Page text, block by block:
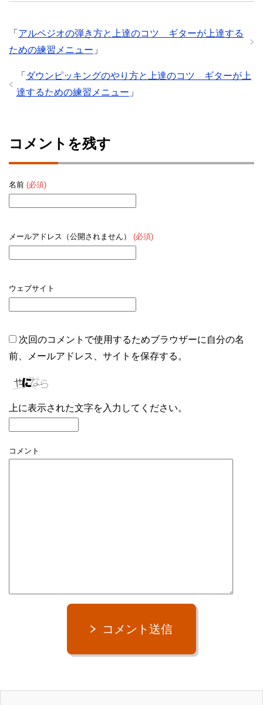
「 アルペジオの弾き方と上達のコツ ギターが上達する
ための練習メニュー 」
「 ダウンピッキングのやり方と上達のコツ ギターが上
達するための練習メニュー 」
コメントを残す
名前 (必須)
メールアドレス（公開されません） (必須)
ウェブサイト
次回のコメントで使用するためブラウザーに自分の名
前、メールアドレス、サイトを保存する。
上に表示された文字を入力してください。
コメント
コメント送信